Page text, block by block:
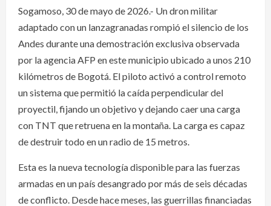
Sogamoso, 30 de mayo de 2026.- Un dron militar
adaptado con un lanzagranadas rompió el silencio de los
Andes durante una demostración exclusiva observada
por la agencia AFP en este municipio ubicado a unos 210
kilómetros de Bogotá. El piloto activó a control remoto
un sistema que permitió la caída perpendicular del
proyectil, fijando un objetivo y dejando caer una carga
con TNT que retruena en la montaña. La carga es capaz
de destruir todo en un radio de 15 metros.
Esta es la nueva tecnología disponible para las fuerzas
armadas en un país desangrado por más de seis décadas
de conflicto. Desde hace meses, las guerrillas financiadas